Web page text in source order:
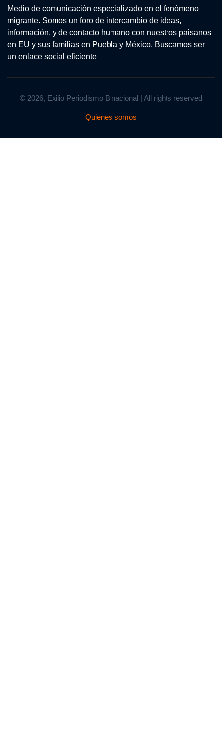
Medio de comunicación especializado en el fenómeno
migrante. Somos un foro de intercambio de ideas,
información, y de contacto humano con nuestros paisanos
en EU y sus familias en Puebla y México. Buscamos ser
un enlace social eficiente
© 2026, Exilio Periodismo Binacional | All rights reserved
Quienes somos